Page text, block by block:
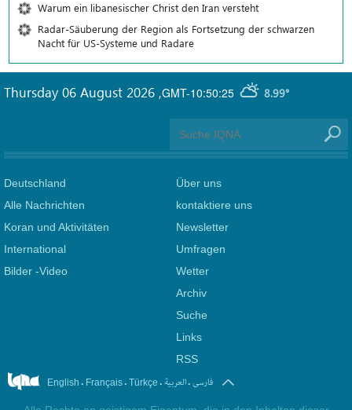
Warum ein libanesischer Christ den Iran versteht
Radar-Säuberung der Region als Fortsetzung der schwarzen
Nacht für US-Systeme und Radare
GMT-10:50:25 8.99°
Thursday 06 August 2026 ,
Deutschland
Alle Nachrichten
Koran und Aktivitäten
International
Bilder -Video
Über uns
kontaktiere uns
Newsletter
Umfragen
Wetter
Archiv
Suche
Links
RSS
English . Français. Türkçe . العربیة.فارسی